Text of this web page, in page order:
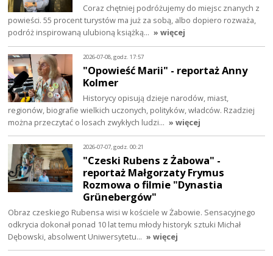
Coraz chętniej podróżujemy do miejsc znanych z
powieści. 55 procent turystów ma już za sobą, albo dopiero rozważa,
podróż inspirowaną ulubioną książką… » więcej
2026-07-08, godz. 17:57
"Opowieść Marii" - reportaż Anny
Kolmer
Historycy opisują dzieje narodów, miast,
regionów, biografie wielkich uczonych, polityków, władców. Rzadziej
można przeczytać o losach zwykłych ludzi… » więcej
2026-07-07, godz. 00:21
"Czeski Rubens z Żabowa" -
reportaż Małgorzaty Frymus
Rozmowa o filmie "Dynastia
Grünebergów"
Obraz czeskiego Rubensa wisi w kościele w Żabowie. Sensacyjnego
odkrycia dokonał ponad 10 lat temu młody historyk sztuki Michał
Dębowski, absolwent Uniwersytetu… » więcej